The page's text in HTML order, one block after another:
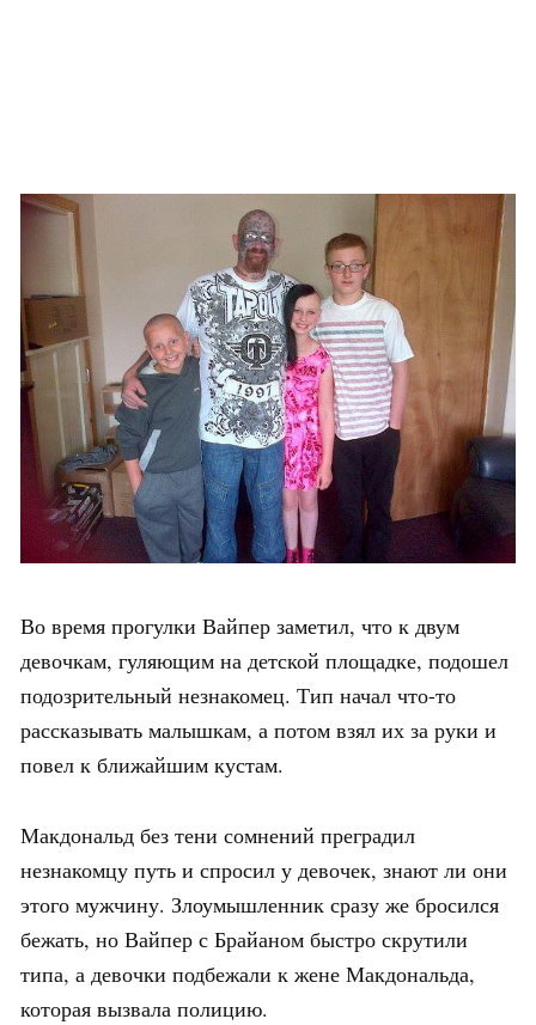
Во время прогулки Вайпер заметил, что к двум
девочкам, гуляющим на детской площадке, подошел
подозрительный незнакомец. Тип начал что-то
рассказывать малышкам, а потом взял их за руки и
повел к ближайшим кустам.
Макдональд без тени сомнений преградил
незнакомцу путь и спросил у девочек, знают ли они
этого мужчину. Злоумышленник сразу же бросился
бежать, но Вайпер с Брайаном быстро скрутили
типа, а девочки подбежали к жене Макдональда,
которая вызвала полицию.